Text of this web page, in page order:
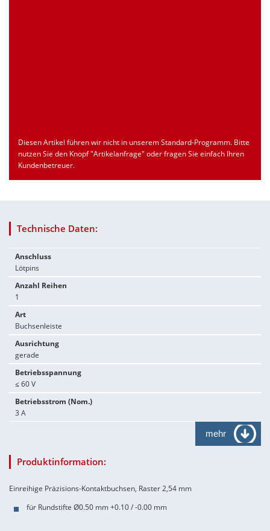
Diesen Artikel führen wir nicht in unserem Standard-Programm. Bitte
nutzen Sie den Knopf "Artikelanfrage" oder fragen Sie einfach Ihren
Kundenbetreuer.
Technische Daten:
Anschluss
Lötpins
Anzahl Reihen
1
Art
Buchsenleiste
Ausrichtung
gerade
Betriebsspannung
≤ 60 V
Betriebsstrom (Nom.)
3 A
mehr
Produktinformation:
Einreihige Präzisions-Kontaktbuchsen, Raster 2,54 mm
für Rundstifte Ø0.50 mm +0.10 / -0.00 mm